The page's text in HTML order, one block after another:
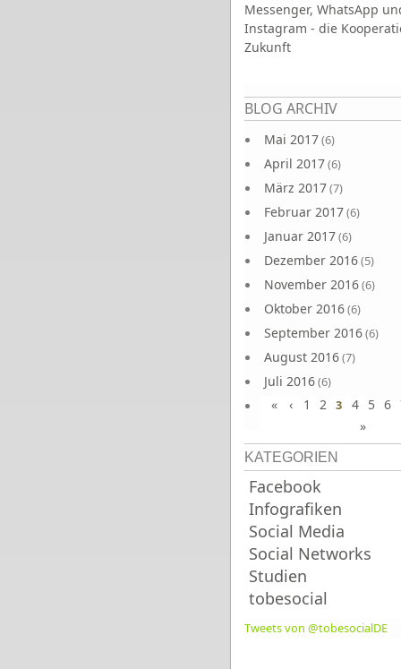
Messenger, WhatsApp
Instagram - die
Zukunft
BLOG ARCHIV
Mai 2017(6)
April 2017(6)
März 2017(7)
Februar 2017(6)
Januar 2017(6)
Dezember 2016(5)
November 2016(6)
Oktober 2016(6)
September 2016(6)
August 2016(7)
Juli 2016(6)
Juni 2016(7)
Seiten
« ‹ 1 2 3 4 5 6
»
KATEGORIEN
Facebook
Infografiken
Social Media
Social Networks
Studien
tobesocial
Tweets von @tobesocialDE